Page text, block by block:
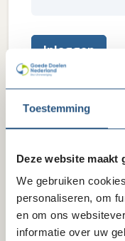
Toestemming
Deze website maakt
We gebruiken
personaliseren, om
en om ons
informatie over uw
Inloggen
Heb je interesse in
Delen